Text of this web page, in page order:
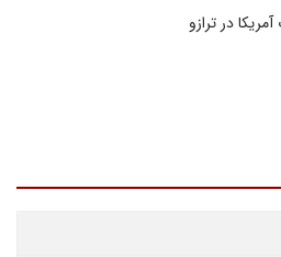
در ترازو